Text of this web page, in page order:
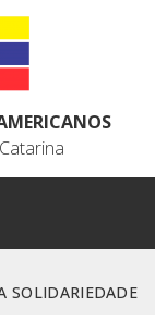
SOLIDARIEDADE